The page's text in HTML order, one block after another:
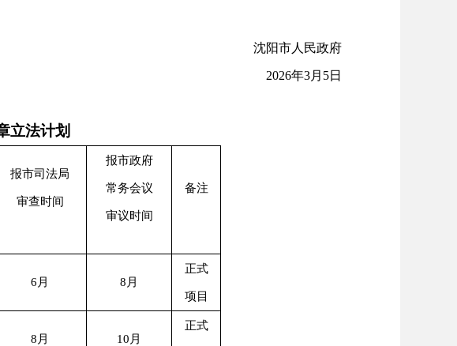
沈阳市人民政府
2026年3月5日
立法计划
报市司法局
审查时间
报市政府
常务会议
审议时间
备注
6月 8月
正式
项目
8月 10月
正式